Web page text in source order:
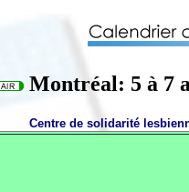
Montréal: 5 à 7
Centre de solidarité